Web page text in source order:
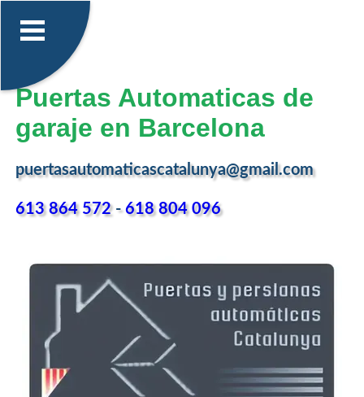
Puertas Automaticas de
garaje en Barcelona
puertasautomaticascatalunya@gmail.com
613 864 572-618 804 096